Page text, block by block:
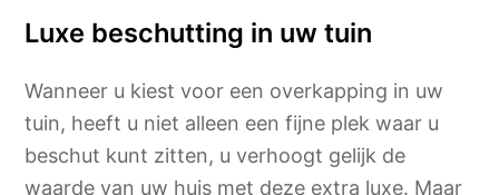
Luxe beschutting in uw tuin
Wanneer u kiest voor een overkapping in uw
tuin, heeft u niet alleen een fijne plek waar u
beschut kunt zitten, u verhoogt gelijk de
waarde van uw huis met deze extra luxe. Maar